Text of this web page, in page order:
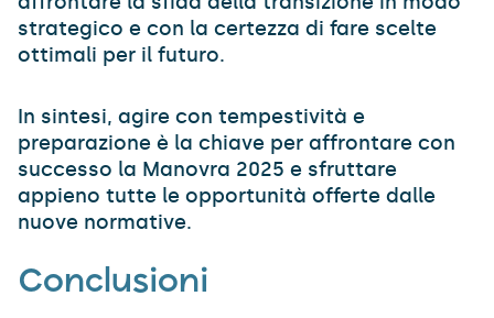
strategico e con la certezza di fare scelte
ottimali per il futuro.
In sintesi, agire con tempestività e
preparazione è la chiave per affrontare con
successo la Manovra 2025 e sfruttare
appieno tutte le opportunità offerte dalle
nuove normative.
Conclusioni